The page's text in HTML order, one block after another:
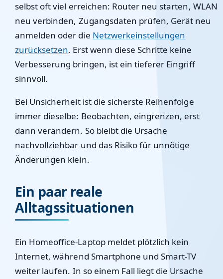
selbst oft viel erreichen: Router neu starten, WLAN
neu verbinden, Zugangsdaten prüfen, Gerät neu
anmelden oder die Netzwerkeinstellungen
zurücksetzen. Erst wenn diese Schritte keine
Verbesserung bringen, ist ein tieferer Eingriff
sinnvoll.
Bei Unsicherheit ist die sicherste Reihenfolge
immer dieselbe: Beobachten, eingrenzen, erst
dann verändern. So bleibt die Ursache
nachvollziehbar und das Risiko für unnötige
Änderungen klein.
Ein paar reale
Alltagssituationen
Ein Homeoffice-Laptop meldet plötzlich kein
Internet, während Smartphone und Smart-TV
weiter laufen. In so einem Fall liegt die Ursache